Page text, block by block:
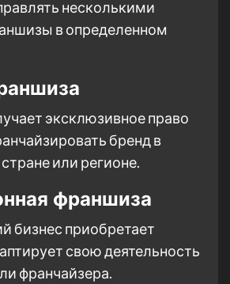
несколькими
в определенном
эксклюзивное право
бренд в
или регионе.
франшиза
бизнес приобретает
свою деятельность
франчайзера.